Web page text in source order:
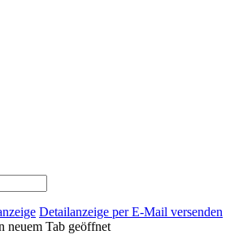
Detailanzeige per E-Mail versenden
neuem Tab geöffnet